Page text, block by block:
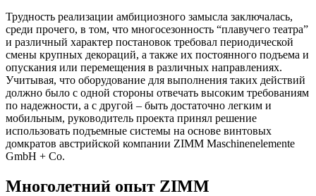
Трудность реализации амбициозного замысла заключалась,
среди прочего, в том, что многосезонность “плавучего театра”
и различный характер постановок требовал периодической
смены крупных декораций, а также их постоянного подъема и
опускания или перемещения в различных направлениях.
Учитывая, что оборудование для выполнения таких действий
должно было с одной стороны отвечать высоким требованиям
по надежности, а с другой – быть достаточно легким и
мобильным, руководитель проекта принял решение
использовать подъемные системы на основе винтовых
домкратов австрийской компании ZIMM Maschinenelemente
GmbH + Co.
Многолетний опыт ZIMM